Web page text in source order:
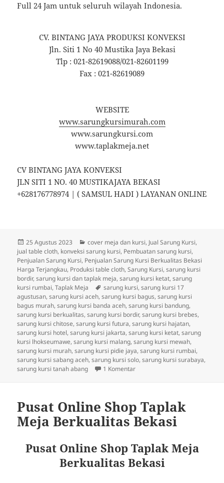
Full 24 Jam untuk seluruh wilayah Indonesia.
CV. BINTANG JAYA PRODUKSI KONVEKSI
Jln. Siti 1 No 40 Mustika Jaya Bekasi
Tlp : 021-82619088/021-82601199
Fax : 021-82619089
WEBSITE
www.sarungkursimurah.com
www.sarungkursi.com
www.taplakmeja.net
CV BINTANG JAYA KONVEKSI
JLN SITI 1 NO. 40 MUSTIKAJAYA BEKASI
+628176778974 | ( SAMSUL HADI ) LAYANAN ONLINE
Diposkan
pada
25 Agustus 2023 Kategori
cover meja dan kursi, Jual Sarung Kursi,
jual table cloth, konveksi sarung kursi, Pembuatan sarung kursi,
Penjualan Sarung Kursi, Penjualan Sarung Kursi Berkualitas Bekasi
Harga Terjangkau, Produksi table cloth,Sarung Kursi,sarung kursi
bordir,sarung kursi dan taplak meja,sarung kursi ketat,sarung
kursi rumbai,Taplak Meja Tag
sarung kursi,sarung kursi 17
agustusan,sarung kursi aceh,sarung kursi bagus,sarung kursi
bagus murah,sarung kursi banda aceh,sarung kursi bandung,
sarung kursi berkualitas,sarung kursi bordir,sarung kursi brebes,
sarung kursi chitose,sarung kursi futura,sarung kursi hajatan,
sarung kursi hotel,sarung kursi jakarta,sarung kursi ketat,sarung
kursi lhokseumawe,sarung kursi malang,sarung kursi mewah,
sarung kursi murah,sarung kursi pidie jaya,sarung kursi rumbai,
sarung kursi sabang aceh,sarung kursi solo,sarung kursi surabaya,
sarung kursi tanah abang
1 Komentarpada Promosi Penjualan
Pusat Online Shop Taplak
Meja Berkualitas Bekasi
Pusat Online Shop Taplak Meja
Berkualitas Bekasi